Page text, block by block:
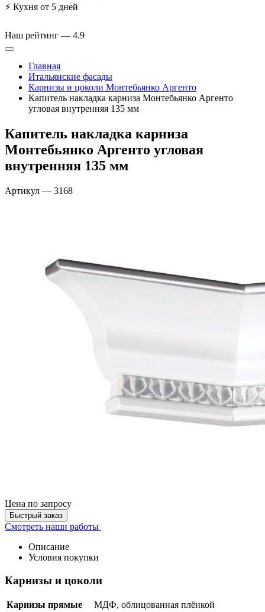
⚡ Кухня от 5 дней
Наш рейтинг — 4.9
Главная
Итальянские фасады
Карнизы и цоколи Монтебьянко Аргенто
Капитель накладка карниза Монтебьянко Аргенто
угловая внутренняя 135 мм
Капитель накладка карниза
Монтебьянко Аргенто угловая
внутренняя 135 мм
Артикул — 3168
Цена по запросу
Быстрый заказ
Смотреть наши работы
Описание
Условия покупки
Карнизы и цоколи
Карнизы прямые
МДФ, облицованная плёнкой